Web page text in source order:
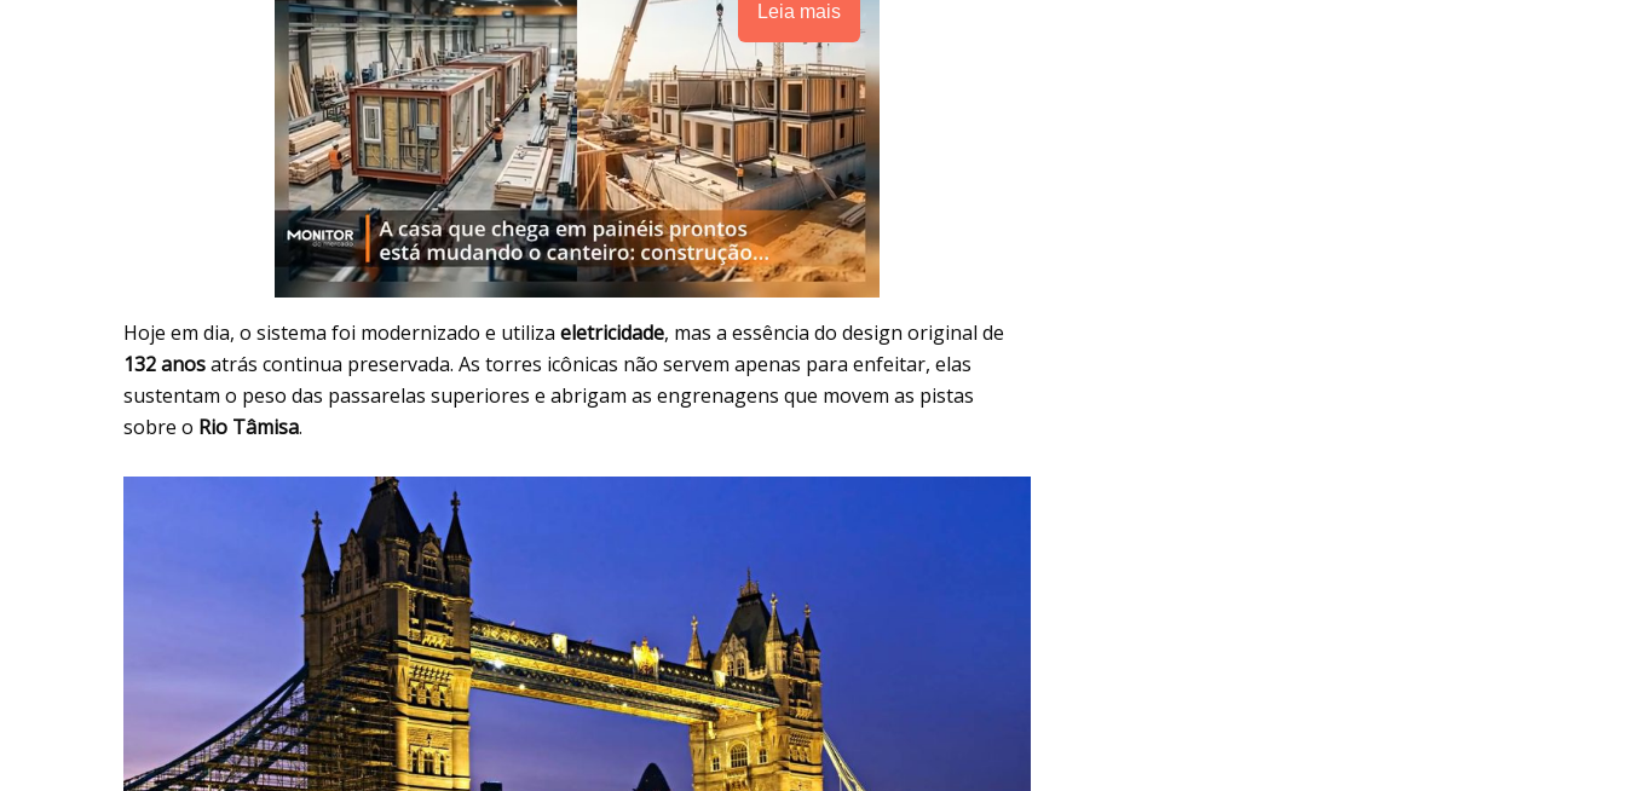
Leia mais
Hoje em dia, o sistema foi modernizado e utiliza eletricidade, mas a essência do design original de
132 anosatrás continua preservada. As torres icônicas não servem apenas para enfeitar, elas
sustentam o peso das passarelas superiores e abrigam as engrenagens que movem as pistas
sobre o Rio Tâmisa.